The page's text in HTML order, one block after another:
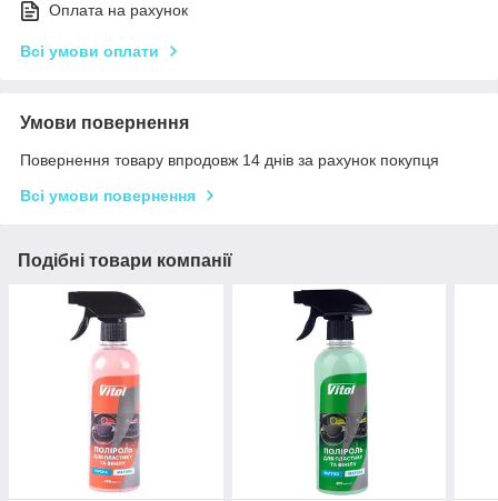
Оплата на рахунок
Всі умови оплати
Умови повернення
Повернення товару впродовж 14 днів за рахунок покупця
Всі умови повернення
Подібні товари компанії